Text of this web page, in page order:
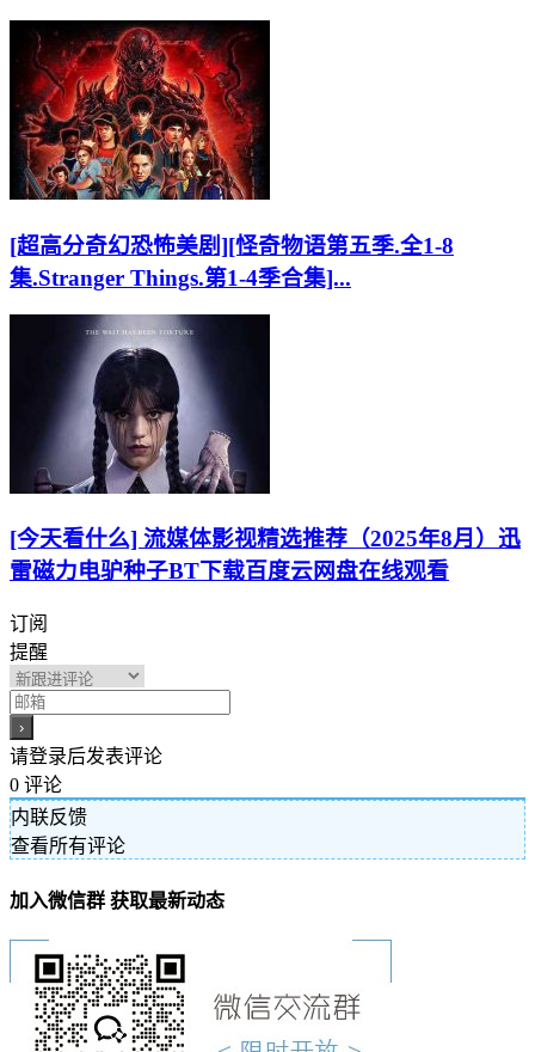
[超高分奇幻恐怖美剧][怪奇物语第五季.全1-8
集.Stranger Things.第1-4季合集]...
[今天看什么] 流媒体影视精选推荐（2025年8月）迅
雷磁力电驴种子BT下载百度云网盘在线观看
订阅
提醒
请登录后发表评论
0 评论
内联反馈
查看所有评论
加入微信群 获取最新动态